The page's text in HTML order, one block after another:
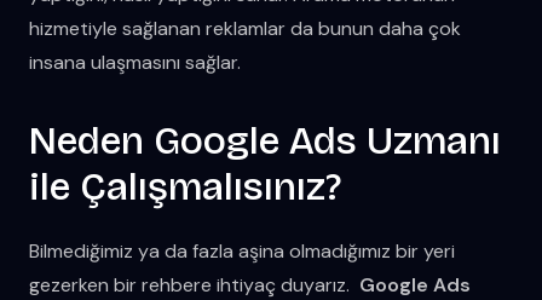
hizmetiyle sağlanan reklamlar da bunun daha çok
insana ulaşmasını sağlar.
Neden Google Ads Uzmanı
ile Çalışmalısınız?
Bilmediğimiz ya da fazla aşina olmadığımız bir yeri
gezerken bir rehbere ihtiyaç duyarız. Google Ads